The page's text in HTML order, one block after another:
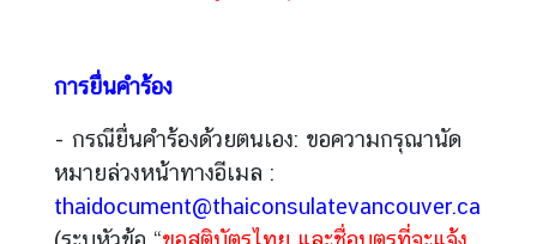
B
s
i
n
e
การยื่นคำร้อง
- กรณียื่นคำร้องด้วยตนเอง: ขอความกรุณานัด
หมายล่วงหน้าทางอีเมล :
thaidocument@thaiconsulatevancouver.ca